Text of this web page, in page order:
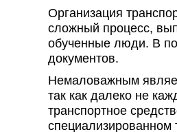
Организация
сложный процесс,
обученные люди. В
документов.
Немаловажным
так как далеко не
транспортное
специализированном